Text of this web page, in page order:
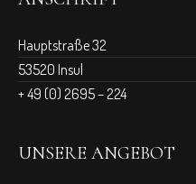
Hauptstraße 32
53520 Insul
+ 49 (0) 2695 – 224
UNSERE ANGEBOT